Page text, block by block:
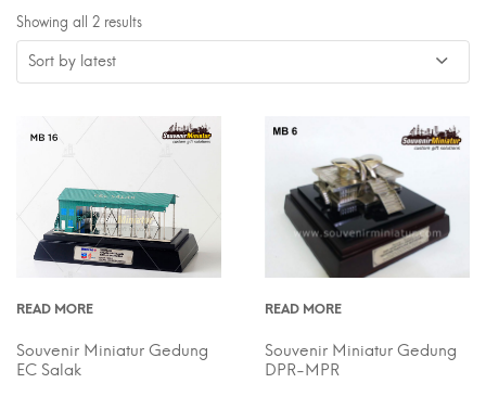
Showing all 2 results
READ MORE
Souvenir Miniatur Gedung
EC Salak
READ MORE
Souvenir Miniatur Gedung
DPR-MPR